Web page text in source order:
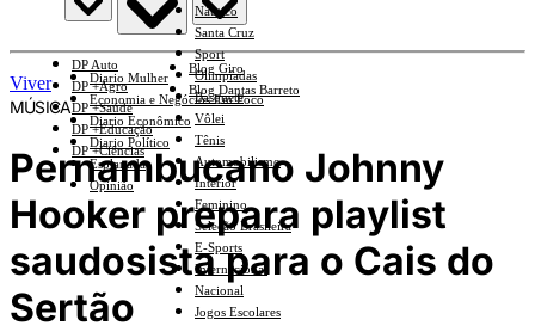
Náutico
Santa Cruz
Sport
Olimpíadas
Basquete
Vôlei
Tênis
Automobilismo
Interior
Feminino
Seleção Brasileira
E-Sports
Internacional
Nacional
Jogos Escolares
DP Auto
DP +Agro
DP +Saúde
DP +Educação
DP +Ciências
Diario Mulher
Economia e Negócios Em Foco
Diario Econômico
Diario Político
Esplanada
Opinião
Blog Giro
Blog Dantas Barreto
Viver
MÚSICA
Pernambucano Johnny
Hooker prepara playlist
saudosista para o Cais do
Sertão